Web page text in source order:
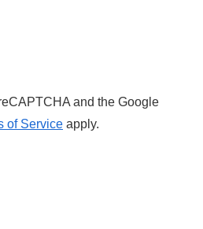
and the Google
of Service apply.